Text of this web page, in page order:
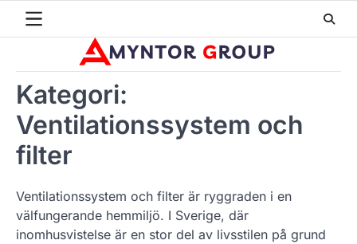
Kategori:
Ventilationssystem och
filter
Ventilationssystem och filter är ryggraden i en
välfungerande hemmiljö. I Sverige, där
inomhusvistelse är en stor del av livsstilen på grund